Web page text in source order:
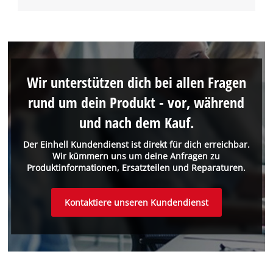
Der Einhell Kundendienst ist direkt für dich erreichbar.
Wir kümmern uns um deine Anfragen zu
Produktinformationen, Ersatzteilen und Reparaturen.
Wir unterstützen dich bei allen Fragen
rund um dein Produkt - vor, während
und nach dem Kauf.
Kontaktiere unseren Kundendienst